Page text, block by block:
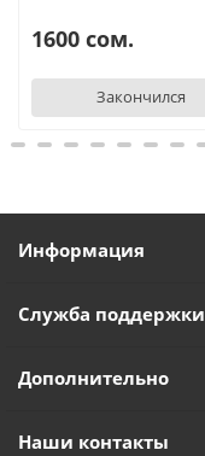
1600 сом.
Закончился
Информация
Служба поддержки
Дополнительно
Наши контакты